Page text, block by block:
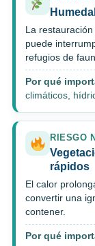
La
puede
refugios de
Por qué
climáticos,
RIESGO
rápidos
El calor
convertir una
contener.
Por qué